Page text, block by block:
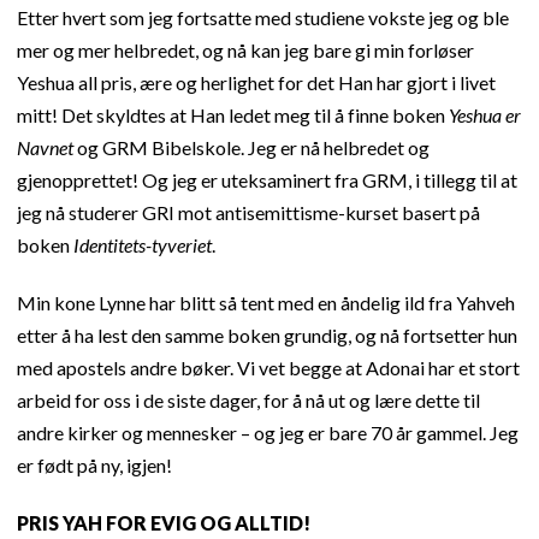
Etter hvert som jeg fortsatte med studiene vokste jeg og ble
mer og mer helbredet, og nå kan jeg bare gi min forløser
Yeshua all pris, ære og herlighet for det Han har gjort i livet
mitt! Det skyldtes at Han ledet meg til å finne boken Yeshua er
Navnetog GRM Bibelskole. Jeg er nå helbredet og
gjenopprettet! Og jeg er uteksaminert fra GRM, i tillegg til at
jeg nå studerer GRI mot antisemittisme-kurset basert på
boken Identitets-tyveriet.
Min kone Lynne har blitt så tent med en åndelig ild fra Yahveh
etter å ha lest den samme boken grundig, og nå fortsetter hun
med apostels andre bøker. Vi vet begge at Adonai har et stort
arbeid for oss i de siste dager, for å nå ut og lære dette til
andre kirker og mennesker – og jeg er bare 70 år gammel. Jeg
er født på ny, igjen!
PRIS YAH FOR EVIG OG ALLTID!